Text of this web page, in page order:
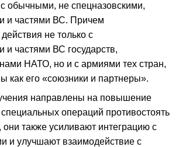
обычными, не спецназовскими,
и частями ВС. Причем
не только с
и частями ВС государств,
НАТО, но и с армиями тех стран,
как его «союзники и партнеры».
направлены на повышение
операций противостоять
они также усиливают интеграцию с
и улучшают взаимодействие с